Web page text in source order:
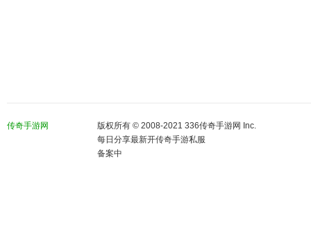
传奇手游网
版权所有 © 2008-2021 336传奇手游网 Inc.
每日分享最新开传奇手游私服
备案中